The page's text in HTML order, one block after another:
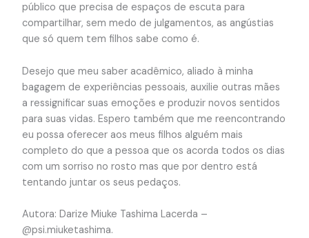
público que precisa de espaços de escuta para
compartilhar, sem medo de julgamentos, as angústias
que só quem tem filhos sabe como é.
Desejo que meu saber acadêmico, aliado à minha
bagagem de experiências pessoais, auxilie outras mães
a ressignificar suas emoções e produzir novos sentidos
para suas vidas. Espero também que me reencontrando
eu possa oferecer aos meus filhos alguém mais
completo do que a pessoa que os acorda todos os dias
com um sorriso no rosto mas que por dentro está
tentando juntar os seus pedaços.
Autora: Darize Miuke Tashima Lacerda –
@psi.miuketashima.